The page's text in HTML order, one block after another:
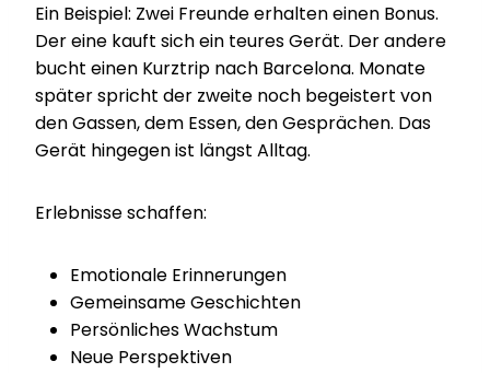
Ein Beispiel: Zwei Freunde erhalten einen Bonus.
Der eine kauft sich ein teures Gerät. Der andere
bucht einen Kurztrip nach Barcelona. Monate
später spricht der zweite noch begeistert von
den Gassen, dem Essen, den Gesprächen. Das
Gerät hingegen ist längst Alltag.
Erlebnisse schaffen:
Emotionale Erinnerungen
Gemeinsame Geschichten
Persönliches Wachstum
Neue Perspektiven